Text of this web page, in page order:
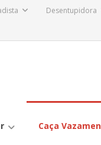
Desentupidora
Caça